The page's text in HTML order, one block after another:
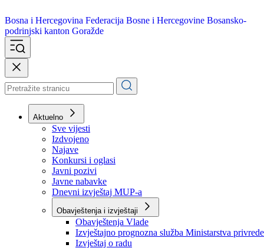
Bosna i Hercegovina
podrinjski kanton Goražde
Aktuelno
Sve vijesti
Izdvojeno
Najave
Konkursi i oglasi
Javni pozivi
Javne nabavke
Dnevni izvještaj MUP-a
Obavještenja i izvještaji